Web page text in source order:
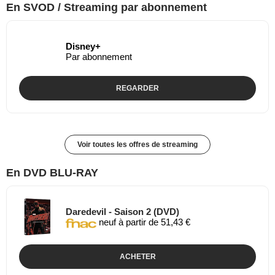
En SVOD / Streaming par abonnement
Disney+
Par abonnement
REGARDER
Voir toutes les offres de streaming
En DVD BLU-RAY
Daredevil - Saison 2 (DVD)
neuf à partir de 51,43 €
ACHETER